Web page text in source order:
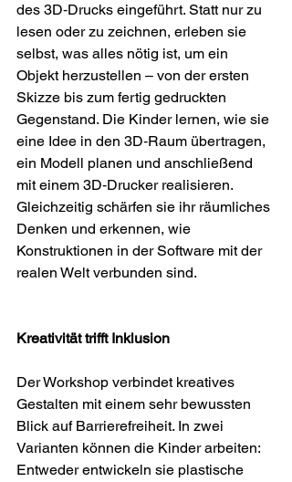
des 3D‑Drucks eingeführt. Statt nur zu
lesen oder zu zeichnen, erleben sie
selbst, was alles nötig ist, um ein
Objekt herzustellen – von der ersten
Skizze bis zum fertig gedruckten
Gegenstand. Die Kinder lernen, wie sie
eine Idee in den 3D‑Raum übertragen,
ein Modell planen und anschließend
mit einem 3D‑Drucker realisieren.
Gleichzeitig schärfen sie ihr räumliches
Denken und erkennen, wie
Konstruktionen in der Software mit der
realen Welt verbunden sind.
Kreativität trifft Inklusion
Der Workshop verbindet kreatives
Gestalten mit einem sehr bewussten
Blick auf Barrierefreiheit. In zwei
Varianten können die Kinder arbeiten:
Entweder entwickeln sie plastische